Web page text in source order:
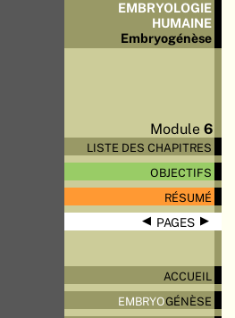
EMBRYOLOGIE
HUMAINE
Embryogénèse
Module6
LISTE DES CHAPITRES
OBJECTIFS
RÉSUMÉ
◀ PAGES▶
ACCUEIL
EMBRYOGÉNÈSE